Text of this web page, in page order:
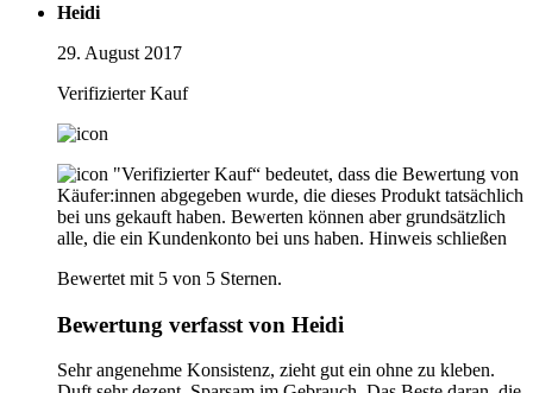
Heidi
29. August 2017
Verifizierter Kauf
"Verifizierter Kauf“ bedeutet, dass die Bewertung von
Käufer:innen abgegeben wurde, die dieses Produkt tatsächlich
bei uns gekauft haben. Bewerten können aber grundsätzlich
alle, die ein Kundenkonto bei uns haben. Hinweis schließen
Bewertet mit 5 von 5 Sternen.
Bewertung verfasst von Heidi
Sehr angenehme Konsistenz, zieht gut ein ohne zu kleben.